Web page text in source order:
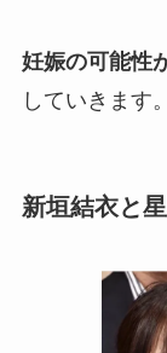
妊娠の可能性
していきます。
新垣結衣と